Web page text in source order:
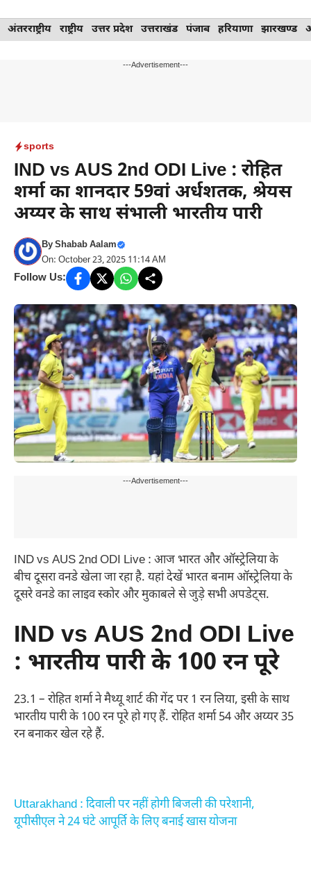
Skip
to
अंतरराष्ट्रीय राष्ट्रीय उत्तर प्रदेश उत्तराखंड पंजाब हरियाणा झारखण्ड
---Advertisement---
sports
IND vs AUS 2nd ODI Live : रोहित
शर्मा का शानदार 59वां अर्धशतक, श्रेयस
अय्यर के साथ संभाली भारतीय पारी
ByShabab Aalam
On: October 23, 2025 11:14 AM
Follow Us:
---Advertisement---
IND vs AUS 2nd ODI Live : आज भारत और ऑस्ट्रेलिया के
बीच दूसरा वनडे खेला जा रहा है. यहां देखें भारत बनाम ऑस्ट्रेलिया के
दूसरे वनडे का लाइव स्कोर और मुकाबले से जुड़े सभी अपडेट्स.
IND vs AUS 2nd ODI Live
: भारतीय पारी के 100 रन पूरे
23.1 – रोहित शर्मा ने मैथ्यू शार्ट की गेंद पर 1 रन लिया, इसी के साथ
भारतीय पारी के 100 रन पूरे हो गए हैं. रोहित शर्मा 54 और अय्यर 35
रन बनाकर खेल रहे हैं.
Uttarakhand : दिवाली पर नहीं होगी बिजली की परेशानी,
यूपीसीएल ने 24 घंटे आपूर्ति के लिए बनाई खास योजना